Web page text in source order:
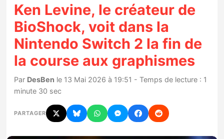
Actualités
Jeux
Hardware
Mises à jour
Chiffres de ventes
Rumeurs
Ken Levine, le créateur de
BioShock, voit dans la
Nintendo Switch 2 la fin de
la course aux graphismes
Par DesBen le 13 Mai 2026 à 19:51 - Temps de lecture : 1
minute 30 sec
PARTAGER